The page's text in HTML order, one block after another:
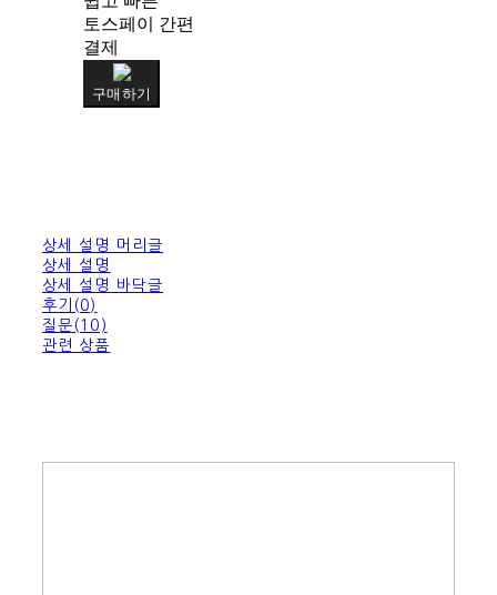
토스페이 간편
결제
구매하기
상세 설명 머리글
상세 설명
상세 설명 바닥글
후기(0)
질문(10)
관련 상품